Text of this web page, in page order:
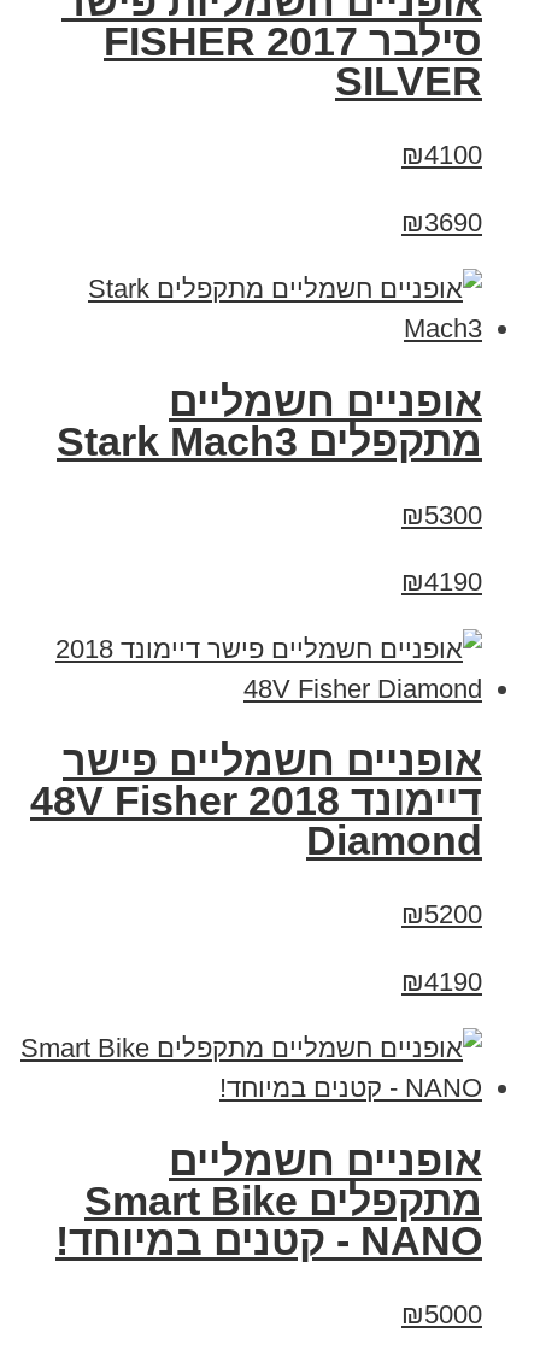
סילבר 2017 FISHER
SILVER
₪4100
₪3690
‏אופניים חשמליים
‏מתקפלים Stark Mach3
₪5300
₪4190
אופניים חשמליים פישר
דיימונד 2018 48V Fisher
Diamond
₪5200
₪4190
אופניים חשמליים
מתקפלים Smart Bike
NANO - קטנים במיוחד!
₪5000